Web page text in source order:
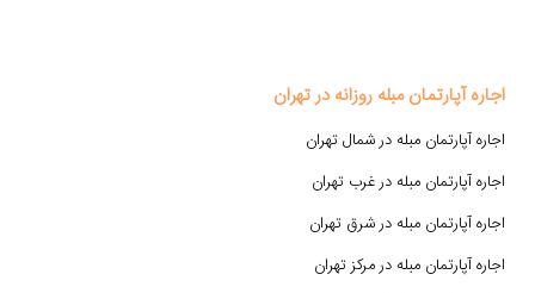
اجاره آپارتمان مبله روزانه در تهران
اجاره آپارتمان مبله در شمال تهران
اجاره آپارتمان مبله در غرب تهران
اجاره آپارتمان مبله در شرق تهران
اجاره آپارتمان مبله در مرکز تهران